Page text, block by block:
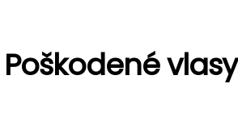
Poškodené vlasy